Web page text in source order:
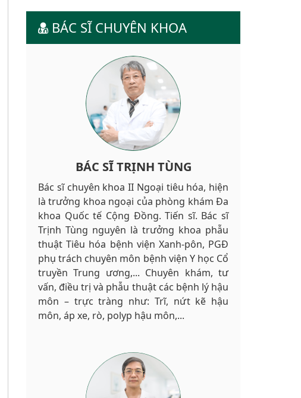
BÁC SĨ CHUYÊN KHOA
BÁC SĨ TRỊNH TÙNG
Bác sĩ chuyên khoa II Ngoại tiêu hóa, hiện
là trưởng khoa ngoại của phòng khám Đa
khoa Quốc tế Cộng Đồng. Tiến sĩ. Bác sĩ
Trịnh Tùng nguyên là trưởng khoa phẫu
thuật Tiêu hóa bệnh viện Xanh-pôn, PGĐ
phụ trách chuyên môn bệnh viện Y học Cổ
truyền Trung ương,... Chuyên khám, tư
vấn, điều trị và phẫu thuật các bệnh lý hậu
môn – trực tràng như: Trĩ, nứt kẽ hậu
môn, áp xe, rò, polyp hậu môn,...